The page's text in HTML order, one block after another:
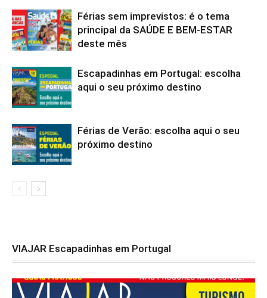
Férias sem imprevistos: é o tema
principal da SAÚDE E BEM-ESTAR
deste mês
Escapadinhas em Portugal: escolha
aqui o seu próximo destino
Férias de Verão: escolha aqui o seu
próximo destino
VIAJAR Escapadinhas em Portugal